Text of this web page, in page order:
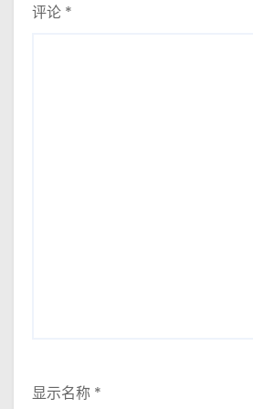
评论 *
显示名称 *